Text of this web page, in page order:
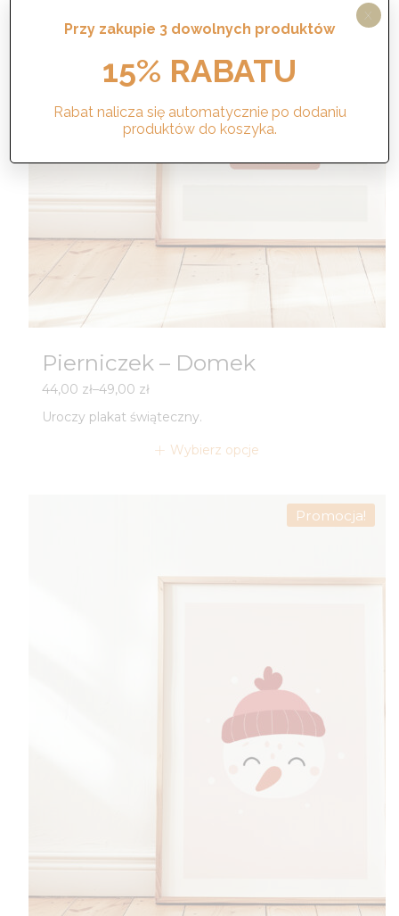
Pierniczek – Domek
44,00 zł–49,00 zł
Zakres
od
Uroczy plakat świąteczny.
Wybierz opcje
Promocja!
Przy zakupie 3 dowolnych produktów
15% RABATU
Rabat nalicza się automatycznie po dodaniu
produktów do koszyka.
X